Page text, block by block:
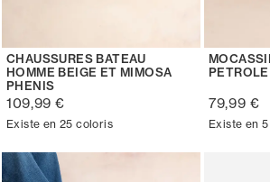
CHAUSSURES BATEAU
HOMME BEIGE ET MIMOSA
PHENIS
109,99 €
Existe en 25 coloris
79,99 €
Existe en